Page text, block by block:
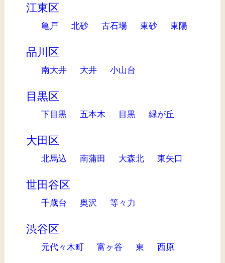
江東区
亀戸 北砂 古石場 東砂 東陽
品川区
南大井 大井 小山台
目黒区
下目黒 五本木 目黒 緑が丘
大田区
北馬込 南蒲田 大森北 東矢口
世田谷区
千歳台 奥沢 等々力
渋谷区
元代々木町 富ヶ谷 東 西原